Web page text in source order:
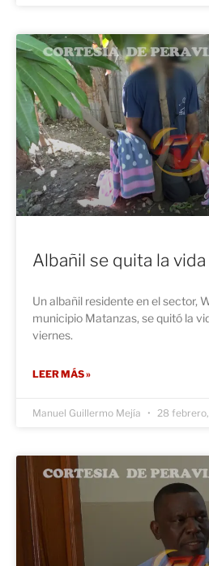
Albañil se quita la
Un albañil residente en el sector,
municipio Matanzas, se quitó la
viernes.
LEER MÁS »
Manuel Guillermo Mejía 28